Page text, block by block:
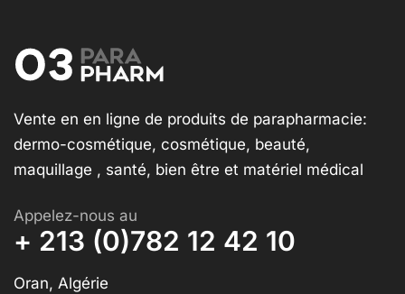
Vente en en ligne de produits de parapharmacie:
dermo-cosmétique, cosmétique, beauté,
maquillage , santé, bien être et matériel médical
Appelez-nous au
+ 213 (0)782 12 42 10
Oran, Algérie